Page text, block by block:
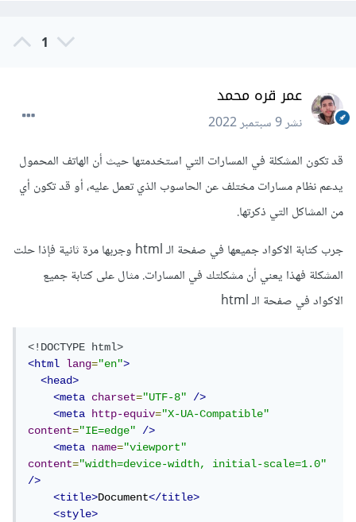
1
عمر قره محمد
نشر9 سبتمبر 2022
قد تكون المشكلة في المسارات التي استخدمتها حيث أن الهاتف المحمول
يدعم نظام مسارات مختلف عن الحاسوب الذي تعمل عليه، أو قد تكون أي
من المشاكل التي ذكرتها.
جرب كتابة الاكواد جميعها في صفحة الـ html وجربها مرة ثانية فإذا حلت
المشكلة فهذا يعني أن مشكلتك في المسارات. مثال على كتابة جميع
الاكواد في صفحة الـ html
<!DOCTYPE html>
<html
lang="en">
<head>
<meta
charset="UTF-8"
/>
<meta
http-equiv="X-UA-Compatible"
content="IE=edge"
/>
<meta
name="viewport"
content="width=device-width, initial-scale=1.0"
/>
<title>Document</title>
<style>